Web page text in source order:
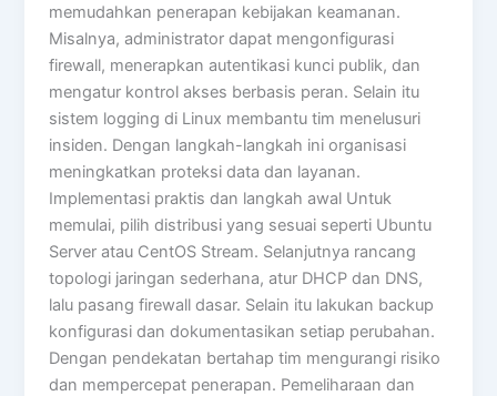
memudahkan penerapan kebijakan keamanan.
Misalnya, administrator dapat mengonfigurasi
firewall, menerapkan autentikasi kunci publik, dan
mengatur kontrol akses berbasis peran. Selain itu
sistem logging di Linux membantu tim menelusuri
insiden. Dengan langkah-langkah ini organisasi
meningkatkan proteksi data dan layanan.
Implementasi praktis dan langkah awal Untuk
memulai, pilih distribusi yang sesuai seperti Ubuntu
Server atau CentOS Stream. Selanjutnya rancang
topologi jaringan sederhana, atur DHCP dan DNS,
lalu pasang firewall dasar. Selain itu lakukan backup
konfigurasi dan dokumentasikan setiap perubahan.
Dengan pendekatan bertahap tim mengurangi risiko
dan mempercepat penerapan. Pemeliharaan dan